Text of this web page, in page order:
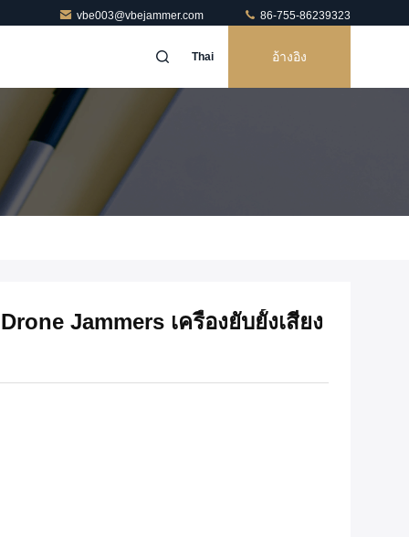
vbe003@vbejammer.com 86-755-86239323
Thai อ้างอิง
Jammers เครื่องยับยั้งเสียง